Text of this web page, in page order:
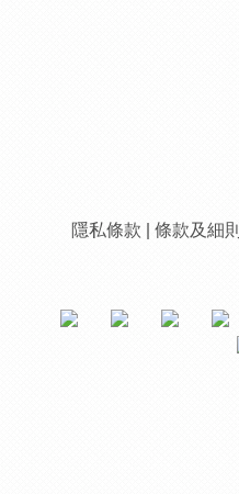
隱私條款 條款及細則